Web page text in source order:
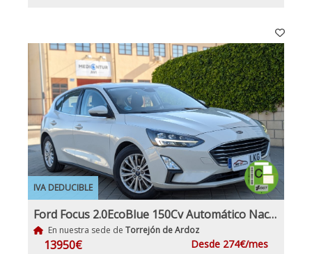
IVA DEDUCIBLE
Ford Focus 2.0EcoBlue 150Cv Automático Nacional IVA y Garantía Incl
En nuestra sede de Torrejón de Ardoz
13950€ Desde 274€/mes